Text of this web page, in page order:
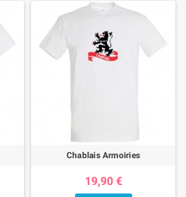
Chablais Armoiries
19,90 €